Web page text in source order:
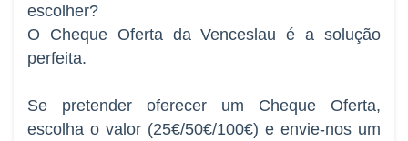
escolher?
O Cheque Oferta da Venceslau é a solução
perfeita.
Se pretender oferecer um Cheque Oferta,
escolha o valor (25€/50€/100€) e envie-nos um